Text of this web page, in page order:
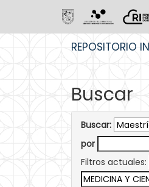
REPOSITORIO
Buscar
Buscar:
por
Filtros actuales: